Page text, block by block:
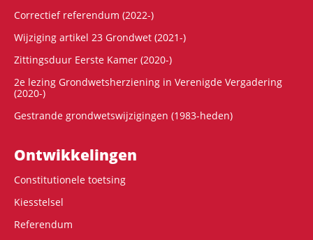
Correctief referendum (2022-)
Wijziging artikel 23 Grondwet (2021-)
Zittingsduur Eerste Kamer (2020-)
2e lezing Grondwetsherziening in Verenigde Vergadering
(2020-)
Gestrande grondwetswijzigingen (1983-heden)
Ontwikke­lingen
Constitutionele toetsing
Kiesstelsel
Referendum